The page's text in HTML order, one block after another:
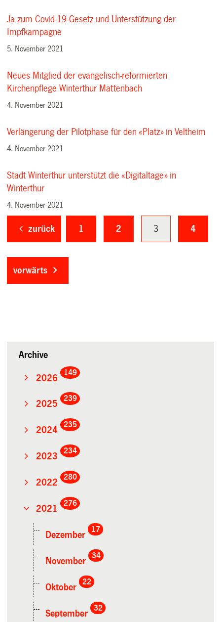
Ja zum Covid-19-Gesetz und Unterstützung der
Impfkampagne
5. November 2021
Neues Mitglied der evangelisch-reformierten
Kirchenpflege Winterthur Mattenbach
4. November 2021
Verlängerung der Pilotphase für den «Platz» in Veltheim
4. November 2021
Stadt Winterthur unterstützt die «Digitaltage» in
Winterthur
4. November 2021
zurück 1 2 3 4
vorwärts
Archive
2026
149
2025
239
2024
235
2023
234
2022
280
2021
276
Dezember
17
November
34
Oktober
22
September
32